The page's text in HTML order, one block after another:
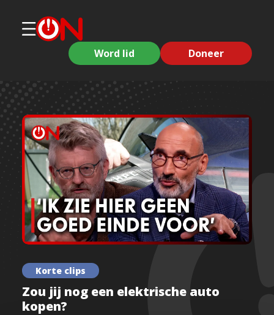
Word lid Doneer
Korte clips
Zou jij nog een elektrische auto
kopen?